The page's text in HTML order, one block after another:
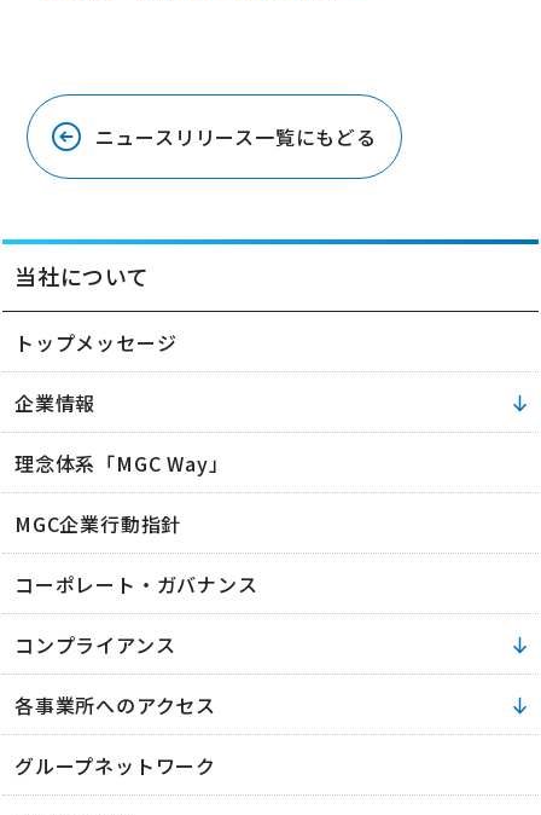
ニュースリリース一覧にもどる
当社について
トップメッセージ
企業情報
理念体系「MGC Way」
MGC企業行動指針
コーポレート・ガバナンス
コンプライアンス
各事業所へのアクセス
グループネットワーク